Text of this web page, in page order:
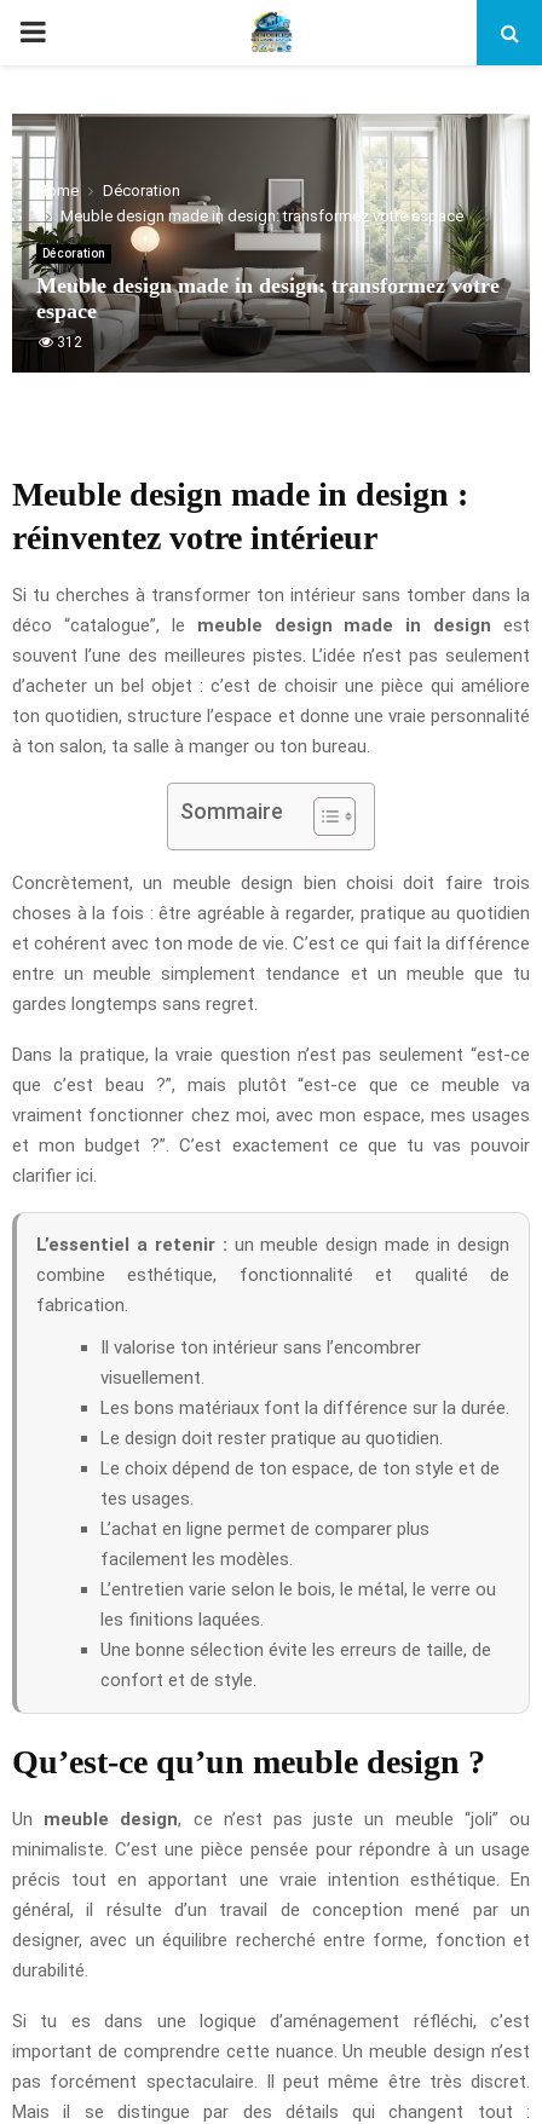
PRIMARY
Home
Décoration
Meuble design made in design: transformez votre espace
Décoration
Meuble design made in design: transformez votre
espace
312
Meuble design made in design :
réinventez votre intérieur
Si tu cherches à transformer ton intérieur sans tomber dans la
déco “catalogue”, le meuble design made in design est
souvent l’une des meilleures pistes. L’idée n’est pas seulement
d’acheter un bel objet : c’est de choisir une pièce qui améliore
ton quotidien, structure l’espace et donne une vraie personnalité
à ton salon, ta salle à manger ou ton bureau.
Sommaire
Concrètement, un meuble design bien choisi doit faire trois
choses à la fois : être agréable à regarder, pratique au quotidien
et cohérent avec ton mode de vie. C’est ce qui fait la différence
entre un meuble simplement tendance et un meuble que tu
gardes longtemps sans regret.
Dans la pratique, la vraie question n’est pas seulement “est-ce
que c’est beau ?”, mais plutôt “est-ce que ce meuble va
vraiment fonctionner chez moi, avec mon espace, mes usages
et mon budget ?”. C’est exactement ce que tu vas pouvoir
clarifier ici.
L’essentiel a retenir : un meuble design made in design
combine esthétique, fonctionnalité et qualité de
fabrication.
Il valorise ton intérieur sans l’encombrer
visuellement.
Les bons matériaux font la différence sur la durée.
Le design doit rester pratique au quotidien.
Le choix dépend de ton espace, de ton style et de
tes usages.
L’achat en ligne permet de comparer plus
facilement les modèles.
L’entretien varie selon le bois, le métal, le verre ou
les finitions laquées.
Une bonne sélection évite les erreurs de taille, de
confort et de style.
Qu’est-ce qu’un meuble design ?
Un meuble design, ce n’est pas juste un meuble “joli” ou
minimaliste. C’est une pièce pensée pour répondre à un usage
précis tout en apportant une vraie intention esthétique. En
général, il résulte d’un travail de conception mené par un
designer, avec un équilibre recherché entre forme, fonction et
durabilité.
Si tu es dans une logique d’aménagement réfléchi, c’est
important de comprendre cette nuance. Un meuble design n’est
pas forcément spectaculaire. Il peut même être très discret.
Mais il se distingue par des détails qui changent tout :